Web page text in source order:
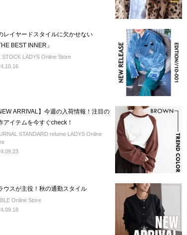
レイヤードスタイルに欠かせない
BEST INNER」
STOCK LADYS Online Store
ARRIVAL】今週の入荷情報！注目の
アイテムを今すぐcheck！
STANDARD relume LADYS Online
ウスが主役！秋の通勤スタイル
Online Store